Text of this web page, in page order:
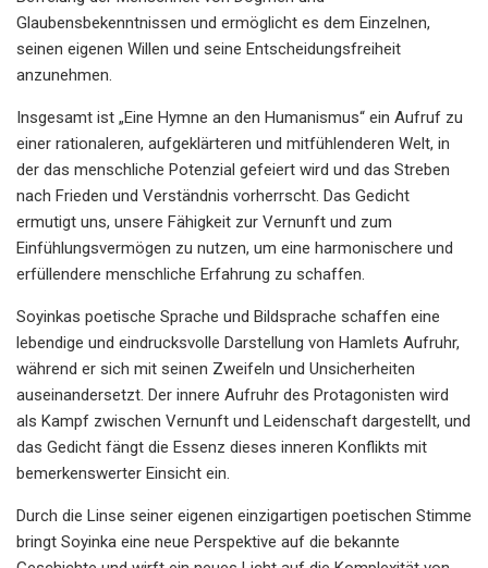
Glaubensbekenntnissen und ermöglicht es dem Einzelnen,
seinen eigenen Willen und seine Entscheidungsfreiheit
anzunehmen.
Insgesamt ist „Eine Hymne an den Humanismus“ ein Aufruf zu
einer rationaleren, aufgeklärteren und mitfühlenderen Welt, in
der das menschliche Potenzial gefeiert wird und das Streben
nach Frieden und Verständnis vorherrscht. Das Gedicht
ermutigt uns, unsere Fähigkeit zur Vernunft und zum
Einfühlungsvermögen zu nutzen, um eine harmonischere und
erfüllendere menschliche Erfahrung zu schaffen.
Soyinkas poetische Sprache und Bildsprache schaffen eine
lebendige und eindrucksvolle Darstellung von Hamlets Aufruhr,
während er sich mit seinen Zweifeln und Unsicherheiten
auseinandersetzt. Der innere Aufruhr des Protagonisten wird
als Kampf zwischen Vernunft und Leidenschaft dargestellt, und
das Gedicht fängt die Essenz dieses inneren Konflikts mit
bemerkenswerter Einsicht ein.
Durch die Linse seiner eigenen einzigartigen poetischen Stimme
bringt Soyinka eine neue Perspektive auf die bekannte